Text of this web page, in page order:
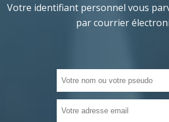
Votre identifiant personnel vous
par courrier